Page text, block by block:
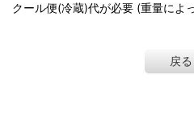
クール便(冷蔵)代が必要 (重量によ
戻る